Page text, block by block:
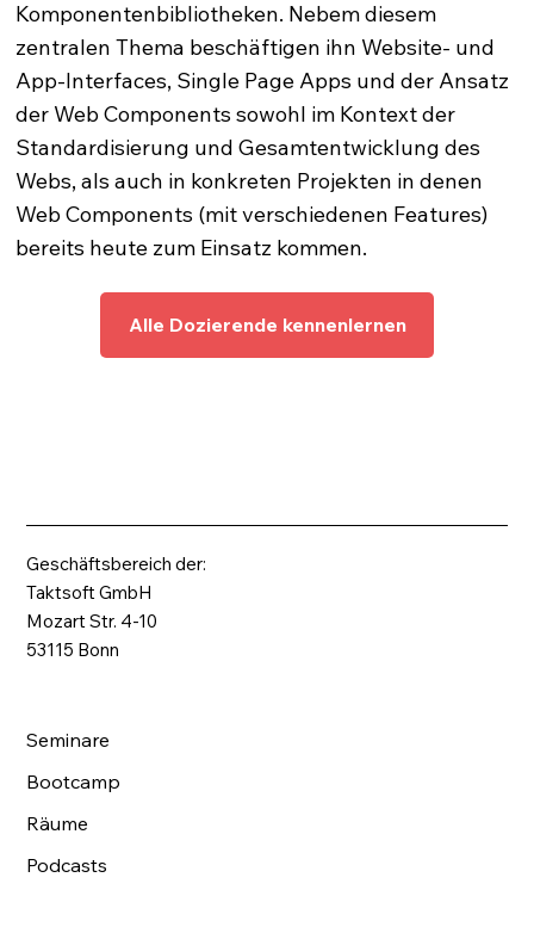
Komponentenbibliotheken. Nebem diesem
zentralen Thema beschäftigen ihn Website- und
App-Interfaces, Single Page Apps und der Ansatz
der Web Components sowohl im Kontext der
Standardisierung und Gesamtentwicklung des
Webs, als auch in konkreten Projekten in denen
Web Components (mit verschiedenen Features)
bereits heute zum Einsatz kommen.
Alle Dozierende kennenlernen
Geschäftsbereich der:
Taktsoft GmbH
Mozart Str. 4-10
53115 Bonn
Seminare
Bootcamp
Räume
Podcasts